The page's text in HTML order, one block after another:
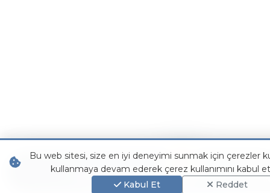
Bu web sitesi, size en iyi deneyimi sunmak için çerezler
kullanmaya devam ederek çerez kullanımını kabul
Kabul Et
Reddet
TOUREN
WhatsApp